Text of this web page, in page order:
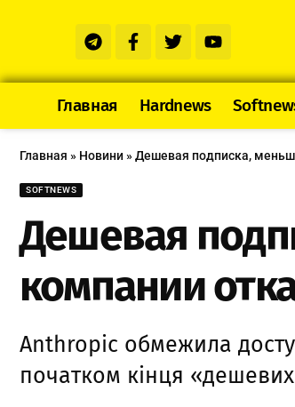
Главная Hardnews
Главная » Новини»Дешевая подписка,
SOFTNEWS
Дешевая
компании
Anthropic обмежила
початком кінця